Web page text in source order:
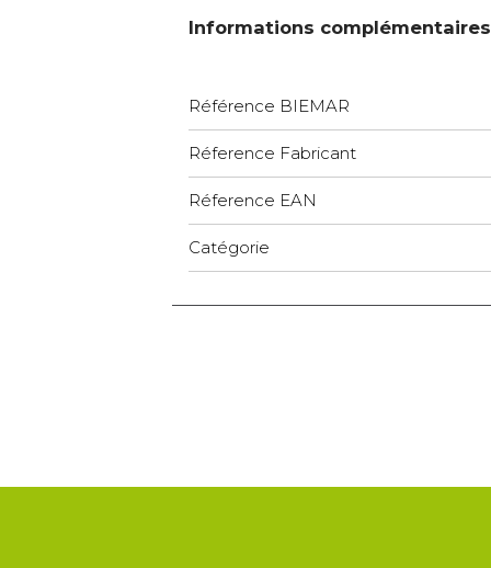
Informations complémentaires
Référence BIEMAR
Réference Fabricant
Réference EAN
Catégorie